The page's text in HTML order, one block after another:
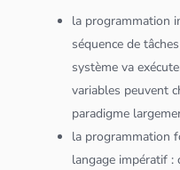
la programmation
séquence de
système va
variables peuvent
paradigme
la programmation
langage impératif :